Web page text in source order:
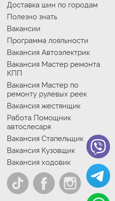
Доставка шин по городам
Полезно знать
Вакансии
Программа лояльности
Вакансия Автоэлектрик
Вакансия Мастер ремонта
КПП
Вакансия Мастер по
ремонту рулевых реек
Вакансия жестянщик
Работа Помощник
автослесаря
Вакансия Стапельщик
Вакансия Кузовщик
Вакансия ходовик